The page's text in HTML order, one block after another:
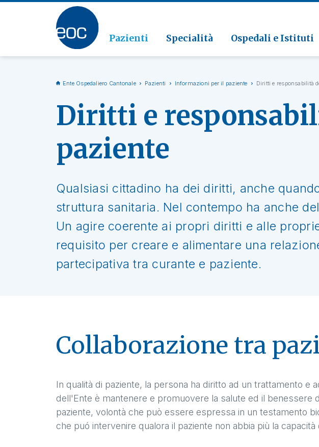
Pazienti Specialità Ospedali e Istituti
Vai alla sezione
Clinica di Riabilitazione EOC,
Patologia
Ente Ospedaliero Cantonale Pazienti Informazioni per il paziente Diritti e responsabilità
Diritti e
paziente
Qualsiasi cittadino ha dei diritti, anche
struttura sanitaria. Nel contempo ha anche
Un agire coerente ai propri diritti e alle
requisito per creare e alimentare una
partecipativa tra curante e paziente.
Collaborazione tra
In qualità di paziente, la persona ha diritto ad un trattamento e
dell'Ente è mantenere e promuovere la salute ed il benessere
paziente, volontà che può essere espressa in un testamento
che puó intervenire qualora il paziente non abbia più la